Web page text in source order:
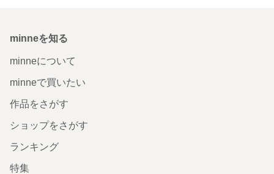
minneを知る
minneについて
minneで買いたい
作品をさがす
ショップをさがす
ランキング
特集